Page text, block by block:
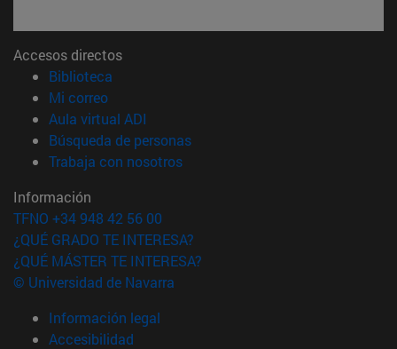
Accesos directos
Biblioteca
Mi correo(abre en nueva ventana)
Aula virtual ADI
Búsqueda de personas(abre en nueva ventana)
Trabaja con nosotros(abre en nueva ventana)
Información
TFNO +34 948 42 56 00
¿QUÉ GRADO TE INTERESA?
¿QUÉ MÁSTER TE INTERESA?
© Universidad de Navarra
Información legal
Accesibilidad